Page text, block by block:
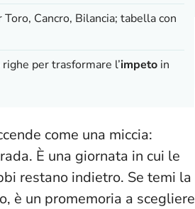
Cancro, Bilancia; tabella con
per trasformare l’impeto in
come una miccia:
È una giornata in cui le
restano indietro. Se temi la
è un promemoria a scegliere